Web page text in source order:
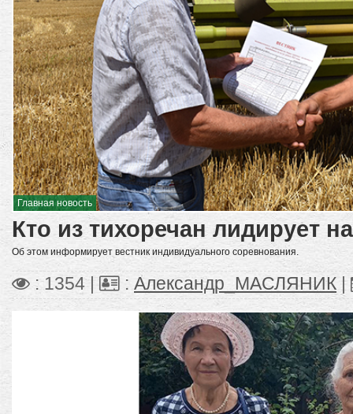
Главная новость
Кто из тихоречан лидирует
Об этом информирует вестник индивидуального соревнования.
: 1354 | : Александр_МАСЛЯНИК |